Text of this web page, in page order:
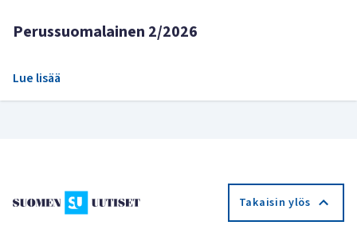
Perussuomalainen 2/2026
Lue lisää
Takaisin ylös